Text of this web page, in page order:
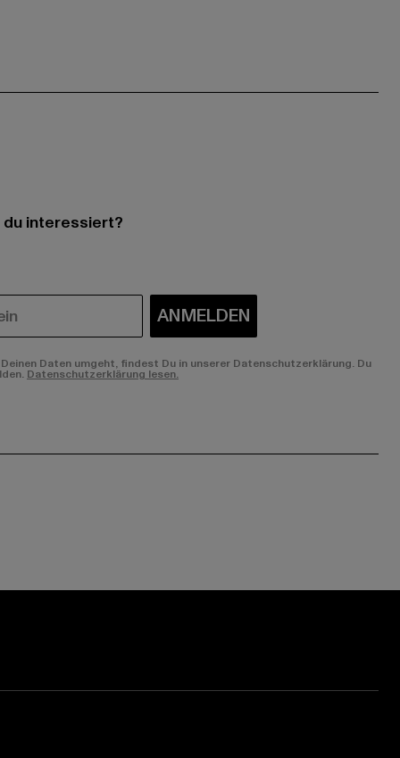
interessiert?
ANMELDEN
Daten umgeht, findest Du in unserer Datenschutzerklärung. Du
Datenschutzerklärung lesen.